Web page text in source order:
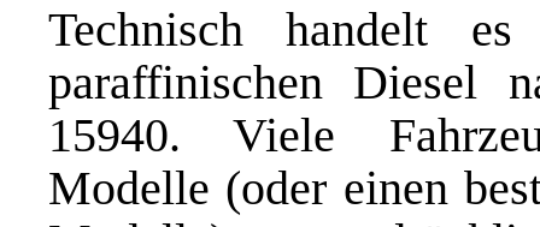
Technisch handelt
paraffinischen Diesel
15940. Viele
Modelle (oder einen